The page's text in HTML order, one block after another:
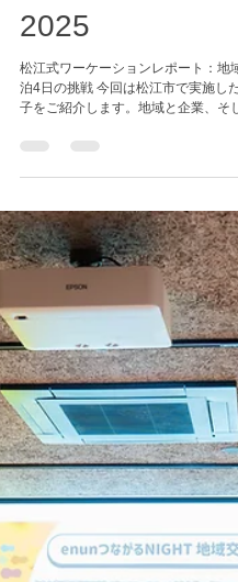
コンソーシアム事務局
1月26日
読了時間: 4分
【実施レポー
株式会社様と
た松江式ワー
2025
松江式ワーケーションレポート：地
泊4日の挑戦 今回は松江市で実施し
子をご紹介します。地域と企業、そ
て松江市の未来を考えた、とても充
た。 パートナーシップから始まった
に富士通株式会社とワーケーション
結し、連携のもとワーケーションを
回の取り組みもその流れを受けて、
社が共同で企画。富士通株式会社の
ヒグループジャパン株式会社、株式
それぞれのチームに島根県立大学か
も加わることで、多様な視点が集ま
「地域課題」と「関係人口」 今回の